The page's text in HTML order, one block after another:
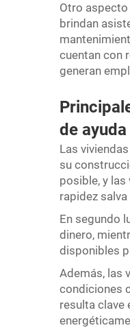
Otro
brindan
cuentan con
generan
de ayuda
Las
su
posible, y las
rapidez
En segundo
dinero,
disponibles
Además, las
condiciones
resulta clave